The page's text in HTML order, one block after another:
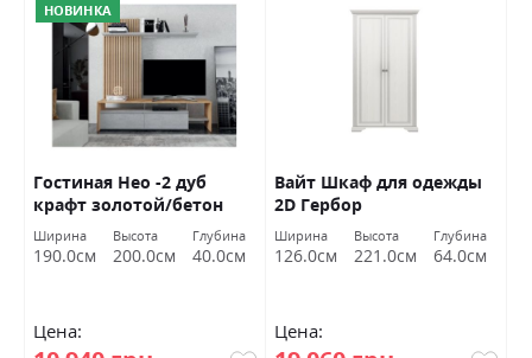
НОВИНКА
Гостиная Нео -2 дуб
крафт золотой/бетон
стайп Гербор
Ширина
190.0см
Высота
200.0см
Глубина
40.0см
Цена:
Вайт Шкаф для одежды
2D Гербор
Ширина
126.0см
Высота
221.0см
Глубина
64.0см
Цена: